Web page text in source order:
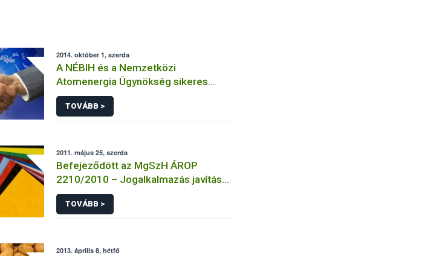
2014. október 1, szerda
A NÉBIH és a Nemzetközi
Atomenergia Ügynökség sikeres
együttműködése immáron 8 éve tart
TOVÁBB >
2011. május 25, szerda
Befejeződött az MgSzH ÁROP
2210/2010 – Jogalkalmazás javítása
a mezőgazdasági szakigazgatásban
című projekt megvalósulásának első
üteme
TOVÁBB >
2013. április 8, hétfő